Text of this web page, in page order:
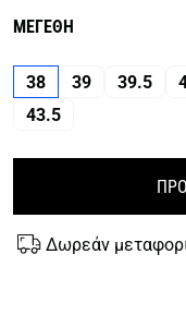
ΜΕΓΕΘΗ
38 39 39.5
43.5
Δωρεάν